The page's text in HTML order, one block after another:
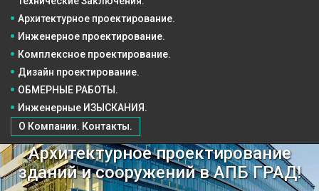
ОБМЕРНЫЕ РАБОТЫ.
Инженерные ИЗЫСКАНИЯ.
О Компании. Контакты.
Архитектурное проектирование.
Инженерное проектирование.
Комплексное проектирование.
Дизайн проектирование.
Архитектурное проектирование
зданий и сооружений в АПБ ГРАД!